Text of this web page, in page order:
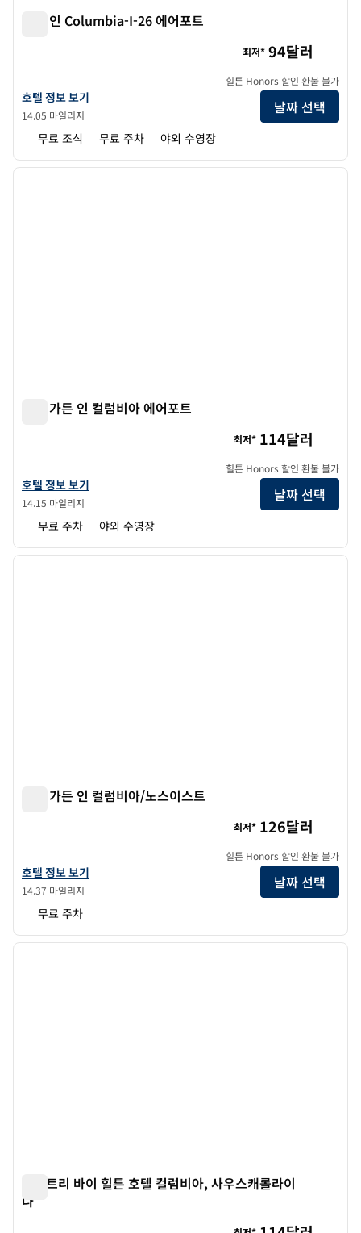
햄튼 인 Columbia-I-26 에어포트
햄튼 인 Columbia-I-26 에어포트의 호텔 정보 보기
호텔 정보 보기
14.05 마일리지
최저* 94달러
힐튼 Honors 할인 환불 불가
날짜 선택
무료 조식 무료 주차 야외 수영장
1/12
1/12
이전 이미지 다음
힐튼 가든 인 컬럼비아 에어포트
힐튼 가든 인 컬럼비아 에어포트의 호텔 정보 보기
호텔 정보 보기
14.15 마일리지
최저* 114달러
힐튼 Honors 할인 환불 불가
날짜 선택
무료 주차 야외 수영장
1/12
1/12
이전 이미지 다음
힐튼 가든 인 컬럼비아/노스이스트
힐튼 가든 인 컬럼비아/노스이스트의 호텔 정보 보기
호텔 정보 보기
14.37 마일리지
최저* 126달러
힐튼 Honors 할인 환불 불가
날짜 선택
무료 주차
1/9
1/9이전 이미지 다음
더블트리 바이 힐튼 호텔 컬럼비아, 사우스캐롤라이
나